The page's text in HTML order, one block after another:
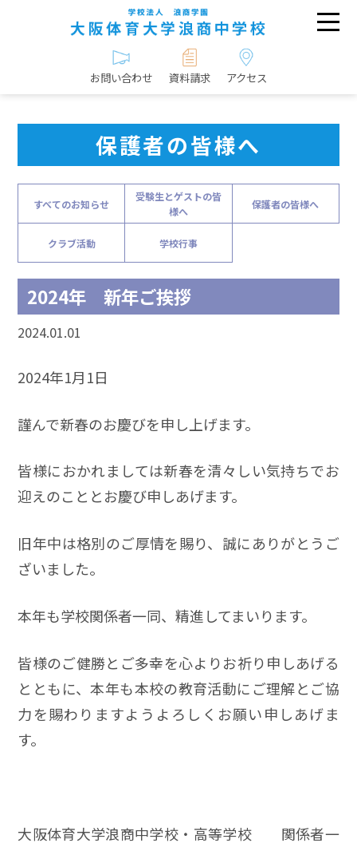
お問い合わせ 資料請求 アクセス
保護者の皆様へ
すべてのお知らせ
受験生とゲストの皆
様へ
保護者の皆様へ
クラブ活動 学校行事
2024年 新年ご挨拶
2024.01.01
2024年1月1日
謹んで新春のお慶びを申し上げます。
皆様におかれましては新春を清々しい気持ちでお
迎えのこととお慶び申しあげます。
旧年中は格別のご厚情を賜り、誠にありがとうご
ざいました。
本年も学校関係者一同、精進してまいります。
皆様のご健勝とご多幸を心よりお祈り申しあげる
とともに、本年も本校の教育活動にご理解とご協
力を賜わりますようよろしくお願い申しあげま
す。
大阪体育大学浪商中学校・高等学校 関係者一